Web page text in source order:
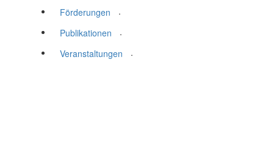
Förderungen
.
Publikationen
.
Veranstaltungen
.